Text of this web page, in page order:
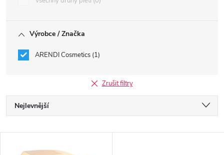
Výrobce / Značka
ARENDI Cosmetics 1
Zrušit filtry
Ř
a
Nejlevnější